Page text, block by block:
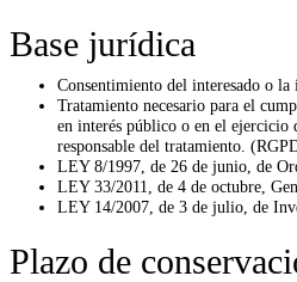
Base jurídica
Consentimiento del interesado o
Tratamiento necesario para el
en interés público o en el ejercicio
responsable del tratamiento.
LEY 8/1997, de 26 de junio, de
LEY 33/2011, de 4 de octubre,
LEY 14/2007, de 3 de julio, de
Plazo de